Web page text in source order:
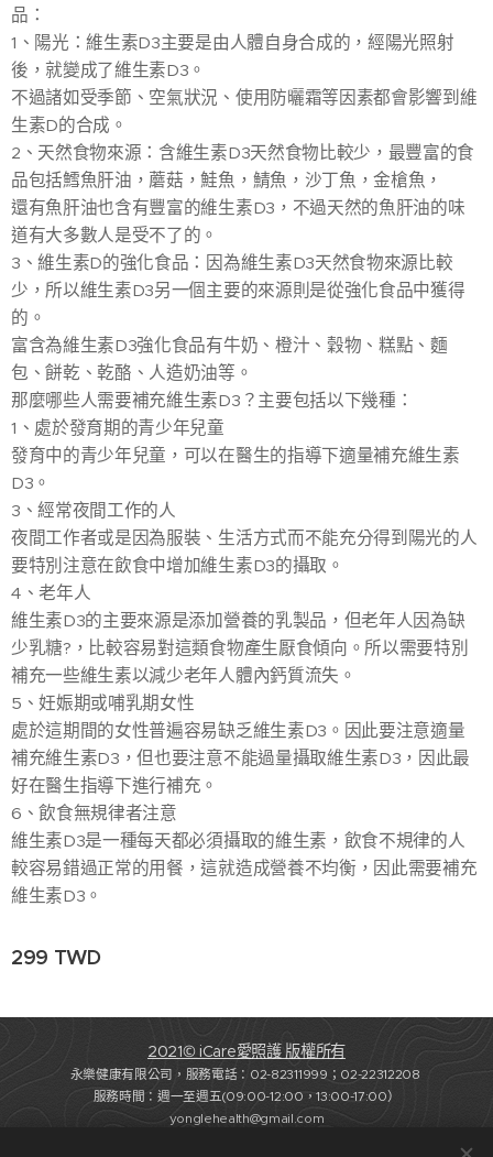
品：
1、陽光：維生素D3主要是由人體自身合成的，經陽光照射
後，就變成了維生素D3。
不過諸如受季節、空氣狀況、使用防曬霜等因素都會影響到維
生素D的合成。
2、天然食物來源：含維生素D3天然食物比較少，最豐富的食
品包括鱈魚肝油，蘑菇，鮭魚，鯖魚，沙丁魚，金槍魚，
還有魚肝油也含有豐富的維生素D3，不過天然的魚肝油的味
道有大多數人是受不了的。
3、維生素D的強化食品：因為維生素D3天然食物來源比較
少，所以維生素D3另一個主要的來源則是從強化食品中獲得
的。
富含為維生素D3強化食品有牛奶、橙汁、穀物、糕點、麵
包、餅乾、乾酪、人造奶油等。
那麼哪些人需要補充維生素D3？主要包括以下幾種：
1、處於發育期的青少年兒童
發育中的青少年兒童，可以在醫生的指導下適量補充維生素
D3。
3、經常夜間工作的人
夜間工作者或是因為服裝、生活方式而不能充分得到陽光的人
要特別注意在飲食中增加維生素D3的攝取。
4、老年人
維生素D3的主要來源是添加營養的乳製品，但老年人因為缺
少乳糖?，比較容易對這類食物產生厭食傾向。所以需要特別
補充一些維生素以減少老年人體內鈣質流失。
5、妊娠期或哺乳期女性
處於這期間的女性普遍容易缺乏維生素D3。因此要注意適量
補充維生素D3，但也要注意不能過量攝取維生素D3，因此最
好在醫生指導下進行補充。
6、飲食無規律者注意
維生素D3是一種每天都必須攝取的維生素，飲食不規律的人
較容易錯過正常的用餐，這就造成營養不均衡，因此需要補充
維生素D3。
299 TWD
2021© iCare愛照護 版權所有
永樂健康有限公司，服務電話：02-82311999；02-22312208
服務時間：週一至週五(09:00-12:00，13:00-17:00）
yonglehealth@gmail.com